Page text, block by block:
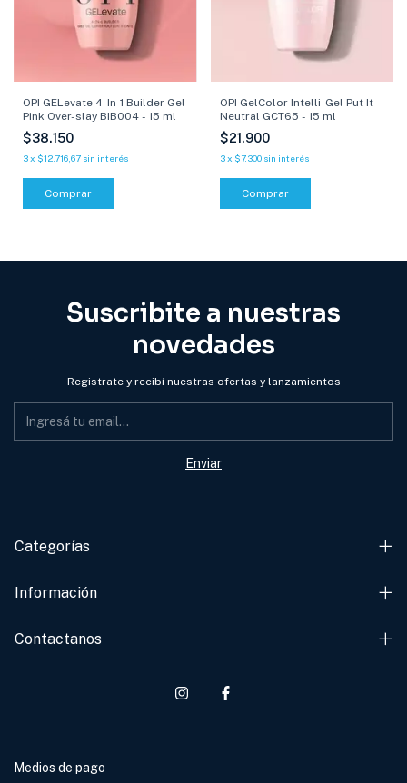
OPI GELevate 4-In-1 Builder Gel
Pink Over-slay BIB004 - 15 ml
$38.150
3x $12.716,67 sin interés
OPI GelColor Intelli-Gel Put It
Neutral GCT65 - 15 ml
$21.900
3 x $7.300 sin interés
Comprar
Suscribite a nuestras
novedades
Registrate y recibí nuestras ofertas y lanzamientos
Categorías
Información
Contactanos
Medios de pago